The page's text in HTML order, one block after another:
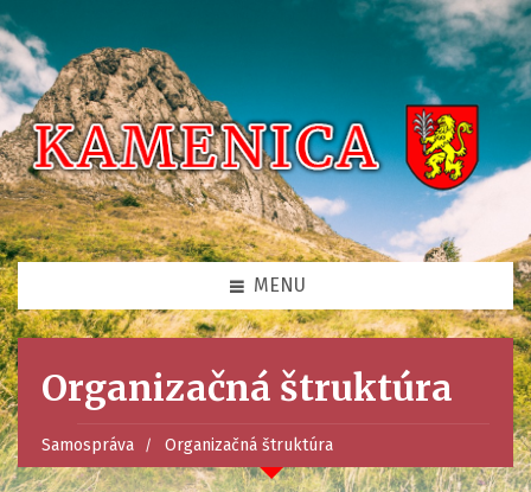
MENU
Organizačná štruktúra
Samospráva Organizačná štruktúra